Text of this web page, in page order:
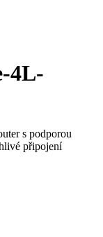
4L-
s podporou
připojení